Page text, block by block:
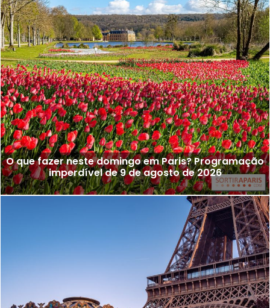
O que fazer neste domingo em Paris? Programação
imperdível de 9 de agosto de 2026